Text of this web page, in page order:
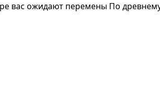
вас ожидают перемены По